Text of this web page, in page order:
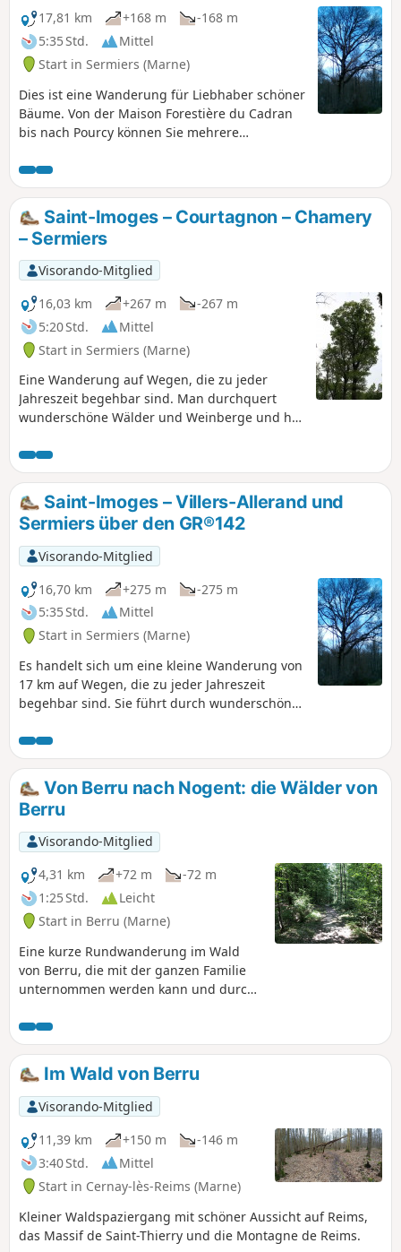
17,81 km +168 m
-168 m
5:35 Std.
Mittel
Start in Sermiers (Marne)
Dies ist eine Wanderung für Liebhaber schöner
Bäume. Von der Maison Forestière du Cadran
bis nach Pourcy können Sie mehrere
Geschichte auf Schautafeln erzählt wird.
Besichtigung des Maison du Parc möglich und
Rückweg auf einer wenig begehenen kleinen
Straße durch das hübsche Dorf Courtagnon.
Saint-Imoges – Courtagnon – Chamery
– Sermiers
Visorando-Mitglied
16,03 km
+267 m
-267 m
5:20 Std.
Mittel
Start in Sermiers (Marne)
Eine Wanderung auf Wegen, die zu jeder
Jahreszeit begehbar sind. Man durchquert
wunderschöne Wälder und Weinberge und hat
Schotterwege, kleine Straßen ohne Verkehr
und schmale Pfade. Die Strecke ist einfach, da
sie denGR® (GRP® de l'Ardre undGR®142) in
ihrer aktuellen Version (nicht der auf den
Karten) folgt und zu gut der Hälfte markiert ist.
Saint-Imoges – Villers-Allerand und
Sermiers über den GR®142
Visorando-Mitglied
16,70 km
+275 m
-275 m
5:35 Std.
Mittel
Start in Sermiers (Marne)
Es handelt sich um eine kleine Wanderung von
17 km auf Wegen, die zu jeder Jahreszeit
begehbar sind. Sie führt durch wunderschöne
schönen Blick auf die Stadt Reims. Erreichbar
mit dem TER-Zug vom Bahnhof Germaine
(Punkt (2))
Von Berru nach Nogent: die Wälder von
Berru
Visorando-Mitglied
4,31 km
+72 m
-72 m
1:25 Std.
Leicht
Start in Berru (Marne)
Eine kurze Rundwanderung im Wald
von Berru, die mit der ganzen Familie
unternommen werden kann und durch
Anhöhen von Nogent-l'Abbesse führt.
Im Wald von Berru
Visorando-Mitglied
11,39 km
+150 m
-146 m
3:40 Std.
Mittel
Start in Cernay-lès-Reims (Marne)
Kleiner Waldspaziergang mit schöner Aussicht auf Reims,
das Massif de Saint-Thierry und die Montagne de Reims.